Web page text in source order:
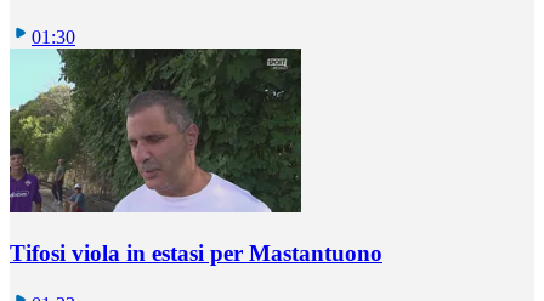
01:30
Tifosi viola in estasi per Mastantuono